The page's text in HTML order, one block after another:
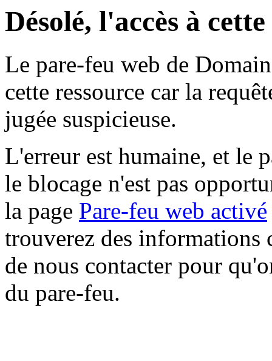
Désolé, l'accès à
Le pare-feu web de
cette ressource car la
jugée suspicieuse.
L'erreur est humaine, et le
le blocage n'est pas
la page Pare-feu web activé
trouverez des informations
de nous contacter pour
du pare-feu.